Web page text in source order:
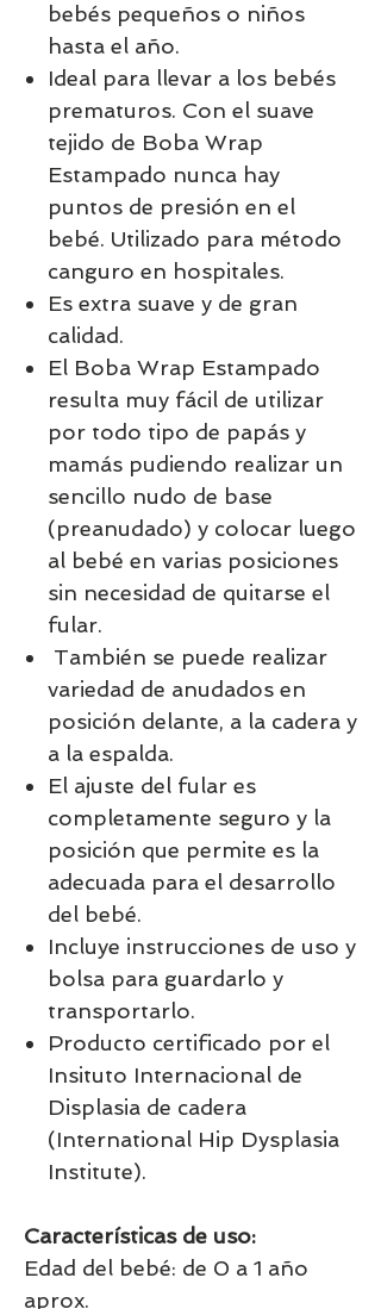
bebés pequeños o niños
hasta el año.
Ideal para llevar a los bebés
prematuros. Con el suave
tejido de Boba Wrap
Estampado nunca hay
puntos de presión en el
bebé. Utilizado para método
canguro en hospitales.
Es extra suave y de gran
calidad.
El Boba Wrap Estampado
resulta muy fácil de utilizar
por todo tipo de papás y
mamás pudiendo realizar un
sencillo nudo de base
(preanudado) y colocar luego
al bebé en varias posiciones
sin necesidad de quitarse el
fular.
También se puede realizar
variedad de anudados en
posición delante, a la cadera y
a la espalda.
El ajuste del fular es
completamente seguro y la
posición que permite es la
adecuada para el desarrollo
del bebé.
Incluye instrucciones de uso y
bolsa para guardarlo y
transportarlo.
Producto certificado por el
Insituto Internacional de
Displasia de cadera
(International Hip Dysplasia
Institute).
Características de uso:
Edad del bebé: de 0 a 1 año
aprox.